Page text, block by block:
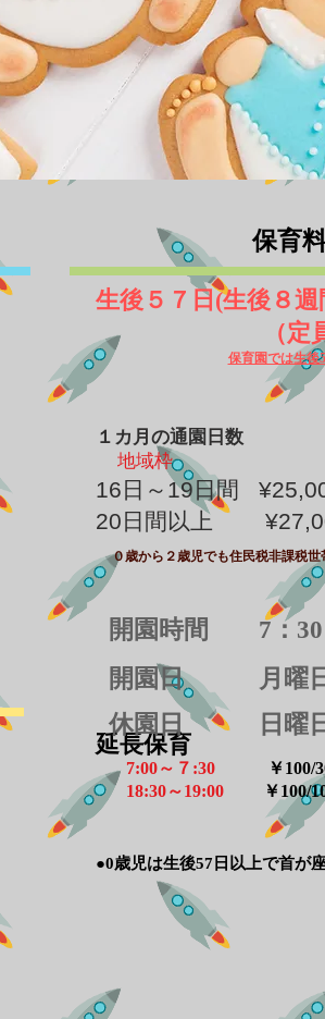
保育
生後５７日(生後
（定員12
保育園では生後
１カ月の通園日数
地域枠
16日～19日間
20日間以上
０歳から２歳児でも住民税非課税世
延長保育
7:00～７:30
￥100/
18:30～19:00
￥100/
●0歳児は生後57日以上で首が
開園日 月曜日
休園日 日曜日
開園時間 7：30